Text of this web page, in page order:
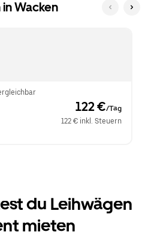
Wacken
122 €/Tag
122 € inkl. Steuern
du Leihwägen
mieten